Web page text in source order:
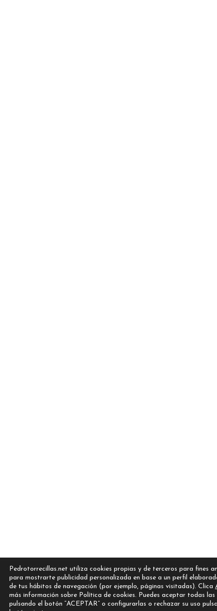
Pedrotorrecillas.net utiliza cookies propias y de terceros para fines
para mostrarte publicidad personalizada en base a un perfil
de tus hábitos de navegación (por ejemplo, páginas visitadas). Clica
más información sobre Política de cookies. Puedes aceptar todas las
pulsando el botón “ACEPTAR” o configurarlas o rechazar su uso